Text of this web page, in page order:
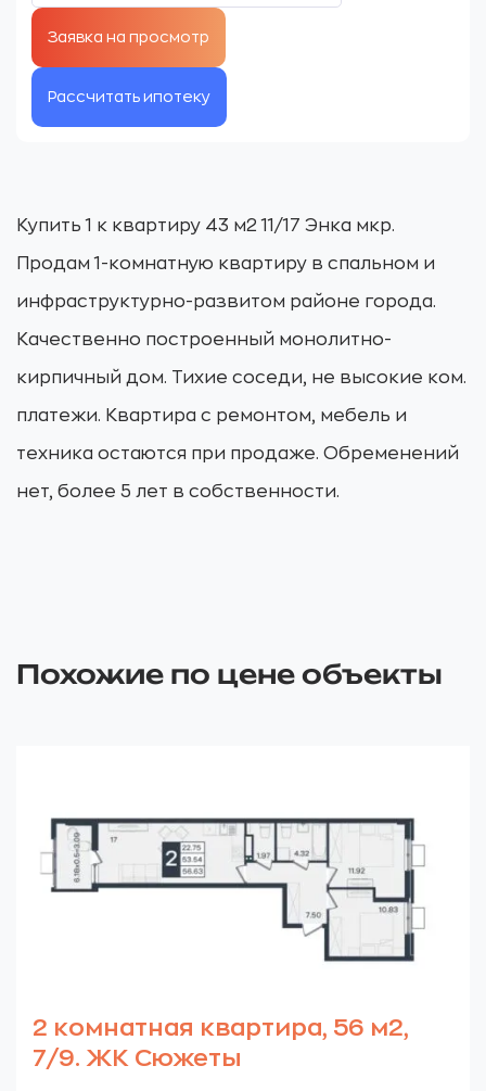
Рассчитать ипотеку
Купить 1 к квартиру 43 м2 11/17 Энка мкр.
Продам 1-комнатную квартиру в спальном и
инфраструктурно-развитом районе города.
Качественно построенный монолитно-
кирпичный дом. Тихие соседи, не высокие ком.
платежи. Квартира с ремонтом, мебель и
техника остаются при продаже. Обременений
нет, более 5 лет в собственности.
Похожие по цене объекты
2 комнатная квартира, 56 м2,
7/9. ЖК Сюжеты